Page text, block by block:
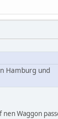
Hamburg und
nen Waggon